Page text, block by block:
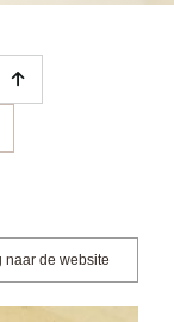
naar de website